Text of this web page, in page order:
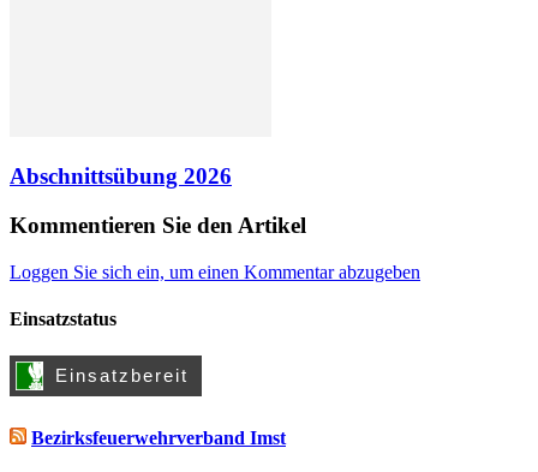
Abschnittsübung 2026
Kommentieren Sie den Artikel
Loggen Sie sich ein, um einen Kommentar abzugeben
Einsatzstatus
Bezirksfeuerwehrverband Imst